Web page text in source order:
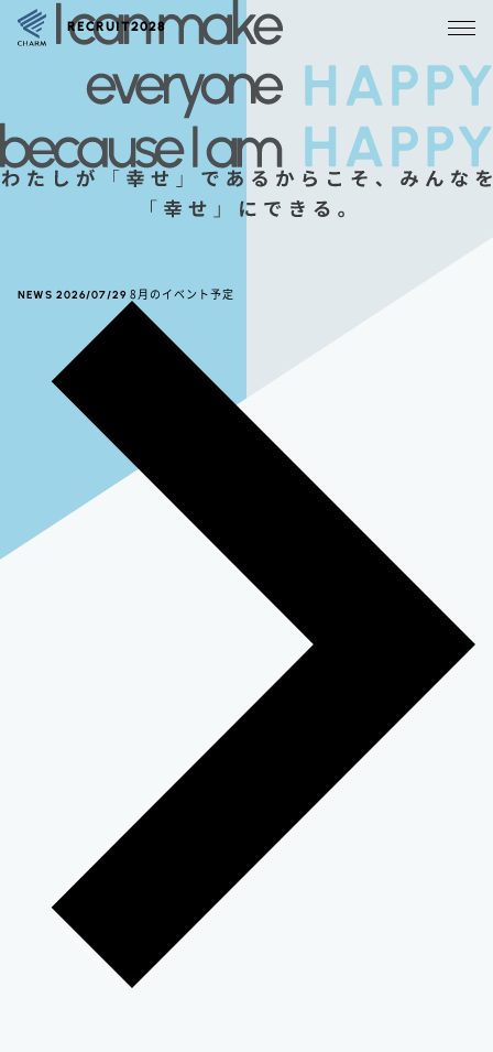
RECRUIT2028
NEWS 2026/07/29 8月のイベント予定